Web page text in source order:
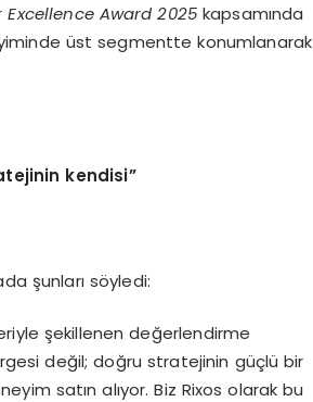
Award 2025 kapsamında
üst segmentte konumlanarak
kendisi”
şunları söyledi:
şekillenen değerlendirme
değil; doğru stratejinin güçlü bir
satın alıyor. Biz Rixos olarak bu